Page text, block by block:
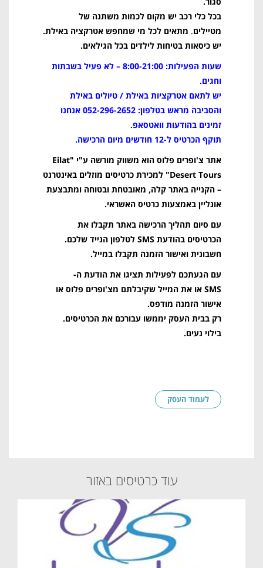
בכל כלי רכב יש מקום לכמות משתנה של
מטיילים. מתאים לכל מי שמחפש אטרקציה באילת.
יש כיסאות בטיחות לילדים בכל הגילאים.
שעות הפעילות: 8:00-21:00 – לא פעיל בשבתות
וחגים.
יש לתאם אטרקציות באילת / טיולים באילת
והסביבה מראש בטלפון: 052-296-2652 אנחנו
זמינים בהודעות וואטסאפ.
תוקף הכרטיס ל-12 חודשים מיום הרכישה.
אתר צ'ופרים פלוס הוא משווק מורשה ע"י
"Eilat
Desert Tours"
למכירת כרטיסים מוזלים באינטרנט
– הקנייה באתר קלה, מאובטחת ובטוחה ומתבצעת
אונליין באמצעות כרטיס האשראי.
עם סיום תהליך הרכישה באתר תקבלו את
הכרטיסים בהודעת SMS לטלפון הנייד שלכם.
חשבונית ואישור הזמנה תקבלו במייל.
עם הגעתכם לפעילות תציגו את הודעת ה-
SMS או את המייל שקיבלתם מצ'ופרים פלוס או
אישור הזמנה מודפס.
רק בבית העסק יממשו עבורכם את הכרטיסים.
בילוי נעים.
לעמוד העסק
עוד כרטיסים באזור